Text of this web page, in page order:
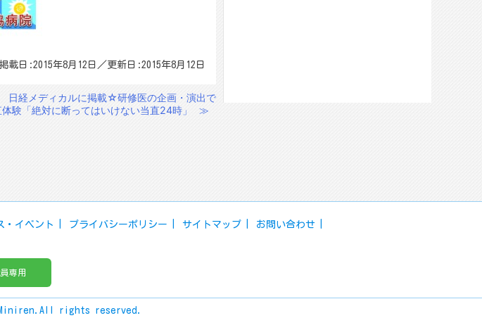
掲載日:2015年8月12日／更新日:2015年8月12日
日経メディカルに掲載☆研修医の企画・演出で
験「絶対に断ってはいけない当直24時」
≫
・イベント プライバシーポリシー サイトマップ お問い合わせ
専用
Miniren.All rights reserved.